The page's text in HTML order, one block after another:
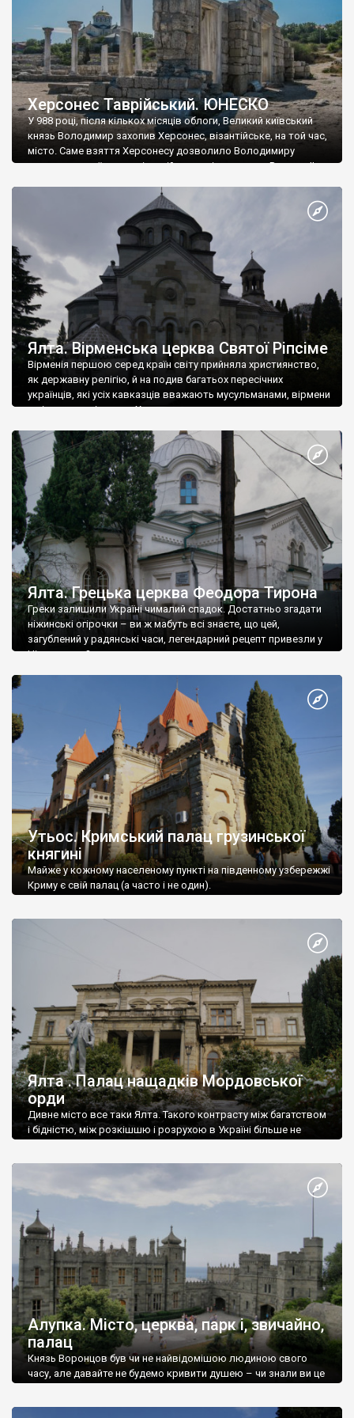
Херсонес Таврійський. ЮНЕСКО
У 988 році, після кількох місяців облоги, Великий київський
князь Володимир захопив Херсонес, візантійське, на той час,
місто. Саме взяття Херсонесу дозволило Володимиру
диктувати свої умови візантійському імператору Василю ІІ, та
Херсонесі Володимир-язичник, став Василем-християнином.
А потім було Хрещення Русі. На честь Херсонесу Таврійського
Ялта. Вірменська церква Святої Ріпсіме
Вірменія першою серед країн світу прийняла християнство,
як державну релігію, й на подив багатьох пересічних
українців, які усіх кавказців вважають мусульманами, вірмени
є відданими вірянами Христа
Ялта. Грецька церква Феодора Тирона
Греки залишили Україні чималий спадок. Достатньо згадати
ніжинські огірочки – ви ж мабуть всі знаєте, що цей,
загублений у радянські часи, легендарний рецепт привезли у
Ніжин греки?
Утьос. Кримський палац грузинської
княгині
Майже у кожному населеному пункті на південному узбережжі
Криму є свій палац (а часто і не один).
Ялта . Палац нащадків Мордовської
орди
Дивне місто все таки Ялта. Такого контрасту між багатством
і бідністю, між розкішшю і розрухою в Україні більше не
Алупка. Місто, церква, парк і, звичайно,
палац
Князь Воронцов був чи не найвідомішою людиною свого
часу, але давайте не будемо кривити душею – чи знали ви це